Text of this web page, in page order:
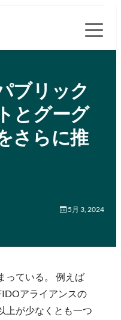
ブリック
とグーグ
さらに推
5月 3, 2024
っている。 例えば
アライアンスの
上が少なくとも一つ